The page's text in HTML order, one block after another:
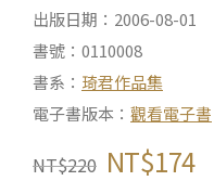
出版日期：2006-08-01
書號：0110008
書系： 琦君作品集
電子書版本： 觀看電子書
NT$220 NT$174